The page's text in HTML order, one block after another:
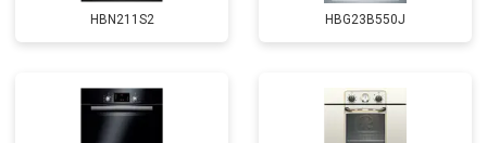
HBN211S2 HBG23B550J